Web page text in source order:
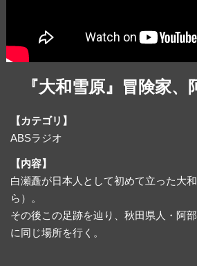
『大和雪原』冒険家
【カテゴリ】
ABSラジオ
【内容】
白瀬矗が日本人として初めて立った大
ら）。
その後この足跡を辿り、秋田県人・阿
に同じ場所を行く。